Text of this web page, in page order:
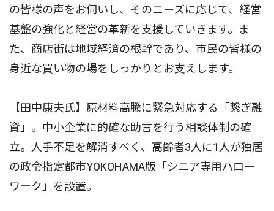
の皆様の声をお伺いし、そのニーズに応じて、経営
基盤の強化と経営の革新を支援していきます。ま
た、商店街は地域経済の根幹であり、市民の皆様の
身近な買い物の場をしっかりとお支えします。
【田中康夫氏】原材料高騰に緊急対応する「繋ぎ融
資」。中小企業に的確な助言を行う相談体制の確
立。人手不足を解消すべく、高齢者3人に1人が独居
の政令指定都市YOKOHAMA版「シニア専用ハロー
ワーク」を設置。